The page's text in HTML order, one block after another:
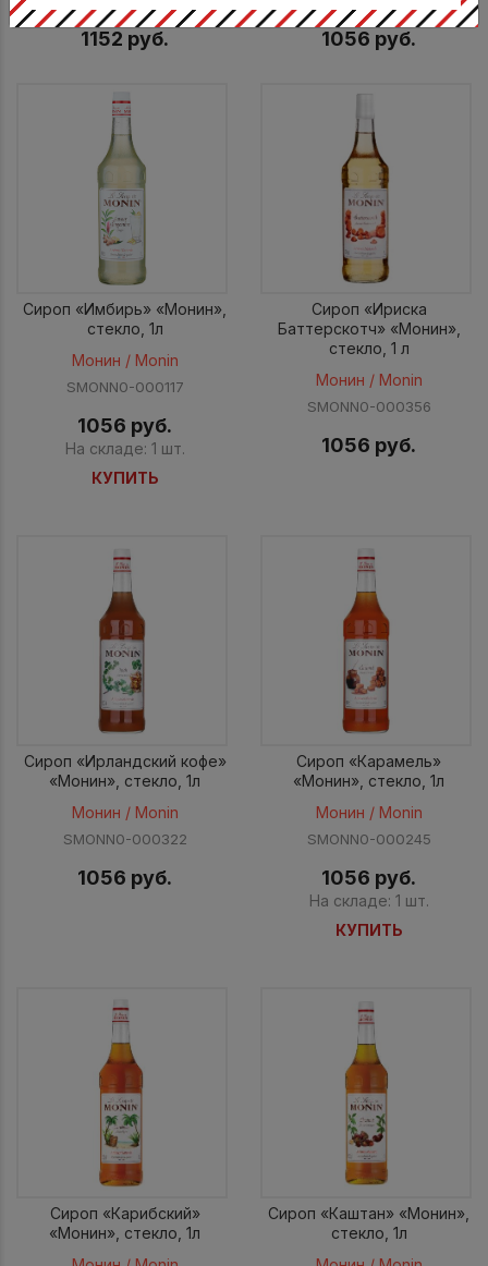
1152 руб. 1056 руб.
Сироп «Имбирь» «Монин»,
стекло, 1л
Монин / Monin
SMONN0-000117
1056 руб.
На складе: 1 шт.
КУПИТЬ
Сироп «Ириска
Баттерскотч» «Монин»,
стекло, 1 л
Монин / Monin
SMONN0-000356
1056 руб.
Сироп «Ирландский кофе»
«Монин», стекло, 1л
Монин / Monin
SMONN0-000322
1056 руб.
Сироп «Карамель»
«Монин», стекло, 1л
Монин / Monin
SMONN0-000245
1056 руб.
На складе: 1 шт.
КУПИТЬ
Сироп «Карибский»
«Монин», стекло, 1л
Сироп «Каштан» «Монин»,
стекло, 1л